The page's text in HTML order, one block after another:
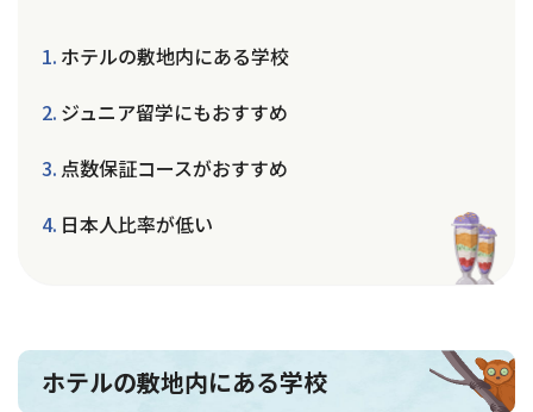
ホテルの敷地内にある学校
ジュニア留学にもおすすめ
点数保証コースがおすすめ
日本人比率が低い
ホテルの敷地内にある学校